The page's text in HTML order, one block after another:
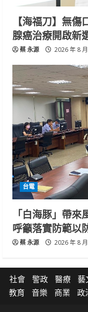
【海福刀】無
腺癌治療開啟新
蔡 永源 2026 年 8
台電
「白海豚」帶
呼籲落實防範以
蔡 永源 2026 年 8
社會 警政 醫療 藝
教育
音樂 商業 政